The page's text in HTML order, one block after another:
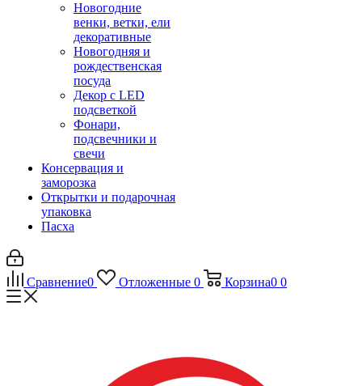
Новогодние
венки, ветки, ели
декоративные
Новогодняя и
рождественская
посуда
Декор с LED
подсветкой
Фонари,
подсвечники и
свечи
Консервация и
заморозка
Открытки и подарочная
упаковка
Пасха
Сравнение0 Отложенные 0 Корзина0 0